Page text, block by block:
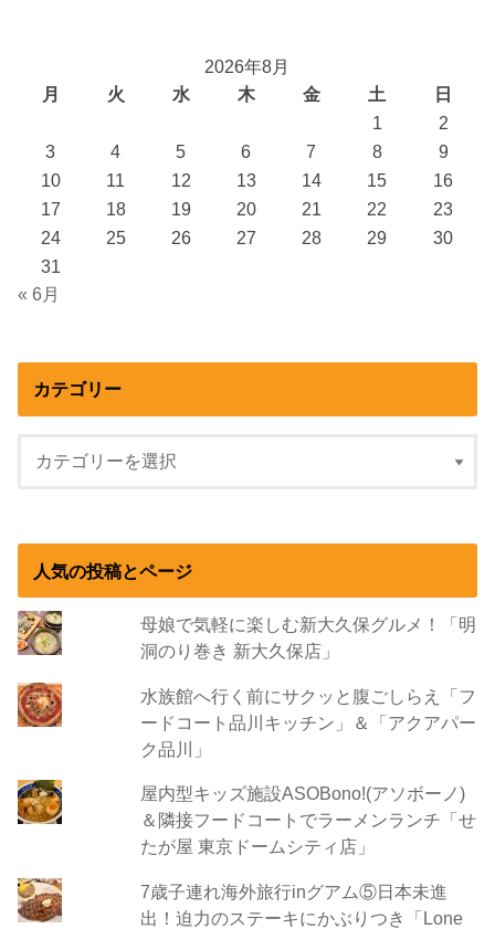
2026年8月
月
火 水 木 金 土
日
1
2
3
4 5 6 7 8
9
10
11 12 13 14 15
16
17
18 19 20 21 22
23
24
25 26 27 28 29
30
31
« 6月
カテゴリー
人気の投稿とページ
母娘で気軽に楽しむ新大久保グルメ！「明
洞のり巻き 新大久保店」
水族館へ行く前にサクッと腹ごしらえ「フ
ードコート品川キッチン」＆「アクアパー
ク品川」
屋内型キッズ施設ASOBono!(アソボーノ)
＆隣接フードコートでラーメンランチ「せ
たが屋 東京ドームシティ店」
7歳子連れ海外旅行inグアム⑤日本未進
出！迫力のステーキにかぶりつき「Lone